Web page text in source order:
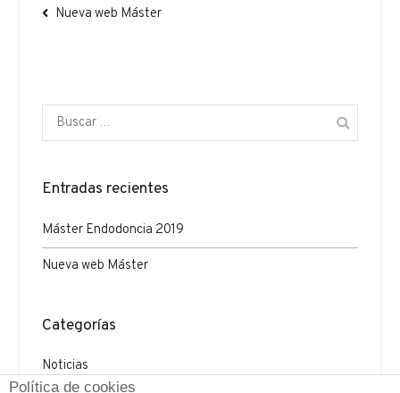
Navegación
entradas
Nueva web Máster
Buscar:
Entradas recientes
Máster Endodoncia 2019
Nueva web Máster
Categorías
Noticias
Política de cookies